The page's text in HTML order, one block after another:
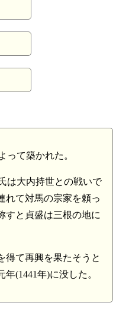
って築かれた。
は大内持世との戦いで
れて対馬の宗家を頼っ
すと貞盛は三根の地に
得て再興を果たそうと
(1441年)に没した。